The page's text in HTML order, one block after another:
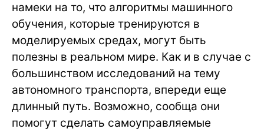
намеки на то, что алгоритмы машинного
обучения, которые тренируются в
моделируемых средах, могут быть
полезны в реальном мире. Как и в случае с
большинством исследований на тему
автономного транспорта, впереди еще
длинный путь. Возможно, сообща они
помогут сделать самоуправляемые